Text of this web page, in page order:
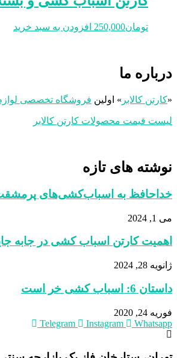
تومان250,000 افزودن به سبد خرید
درباره ما
«کارتن کالابر » اولین فروشگاه تخصصی
لیست قیمت محصولات کارتن کالابر
نوشته های تازه
خداحافظ به اسباب‌کشی‌های پرمشقت!
می 1, 2024
اهمیت کارتن‌ اسباب‌ کشی در جابه‌
ژانویه 28, 2024
داستان 6: اسباب کشی خر است
فوریه 24, 2020
Telegram
Instagram Whatsapp